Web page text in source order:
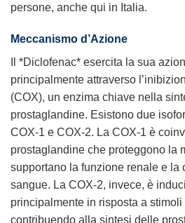
persone, anche qui in Italia.
Meccanismo d’Azione
Il *Diclofenac* esercita la sua
principalmente attraverso
(COX), un enzima chiave nella
prostaglandine. Esistono due
COX-1 e COX-2. La COX-1 è
prostaglandine che proteggono la
supportano la funzione renale e la
sangue. La COX-2, invece, è
principalmente in risposta a stimoli
contribuendo alla sintesi delle